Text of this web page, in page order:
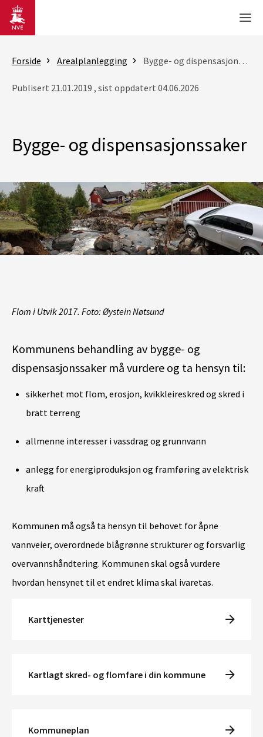
Gå til hovedinnhold
Forside Arealplanlegging Bygge- og dispensasjonssaker
Publisert 21.01.2019 , sist oppdatert 04.06.2026
Bygge- og dispensasjonssaker
Flom i Utvik 2017. Foto: Øystein Nøtsund
Kommunens behandling av bygge- og
dispensasjonssaker må vurdere og ta hensyn til:
sikkerhet mot flom, erosjon, kvikkleireskred og skred i
bratt terreng
allmenne interesser i vassdrag og grunnvann
anlegg for energiproduksjon og framføring av elektrisk
kraft
Kommunen må også ta hensyn til behovet for åpne
vannveier, overordnede blågrønne strukturer og forsvarlig
overvannshåndtering. Kommunen skal også vurdere
hvordan hensynet til et endret klima skal ivaretas.
Karttjenester
Kartlagt skred- og flomfare i din kommune
Kommuneplan